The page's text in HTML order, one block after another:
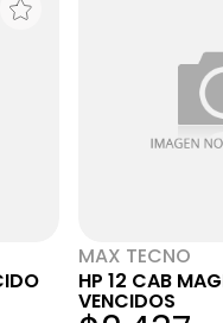
MAX TECNO
HP 12 CAB
VENCIDOS